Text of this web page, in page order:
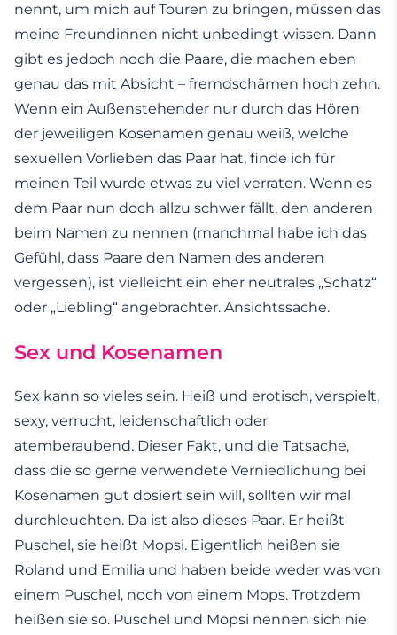
nennt, um mich auf Touren zu bringen, müssen das
meine Freundinnen nicht unbedingt wissen. Dann
gibt es jedoch noch die Paare, die machen eben
genau das mit Absicht – fremdschämen hoch zehn.
Wenn ein Außenstehender nur durch das Hören
der jeweiligen Kosenamen genau weiß, welche
sexuellen Vorlieben das Paar hat, finde ich für
meinen Teil wurde etwas zu viel verraten. Wenn es
dem Paar nun doch allzu schwer fällt, den anderen
beim Namen zu nennen (manchmal habe ich das
Gefühl, dass Paare den Namen des anderen
vergessen), ist vielleicht ein eher neutrales „Schatz“
oder „Liebling“ angebrachter. Ansichtssache.
Sex und Kosenamen
Sex kann so vieles sein. Heiß und erotisch, verspielt,
sexy, verrucht, leidenschaftlich oder
atemberaubend. Dieser Fakt, und die Tatsache,
dass die so gerne verwendete Verniedlichung bei
Kosenamen gut dosiert sein will, sollten wir mal
durchleuchten. Da ist also dieses Paar. Er heißt
Puschel, sie heißt Mopsi. Eigentlich heißen sie
Roland und Emilia und haben beide weder was von
einem Puschel, noch von einem Mops. Trotzdem
heißen sie so. Puschel und Mopsi nennen sich nie